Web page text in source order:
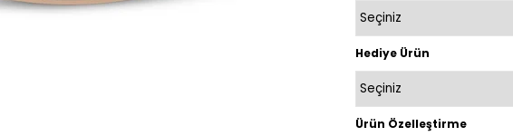
Hediye Ürün
Ürün Özelleştirme